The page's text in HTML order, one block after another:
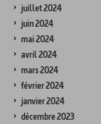
juillet 2024
juin 2024
mai 2024
avril 2024
mars 2024
février 2024
janvier 2024
décembre 2023